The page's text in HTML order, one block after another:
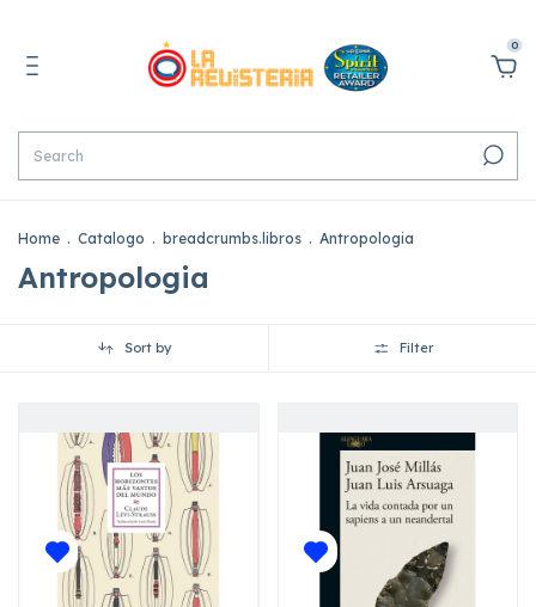
0
Home . Catalogo . breadcrumbs.libros . Antropologia
Antropologia
Sort by Filter